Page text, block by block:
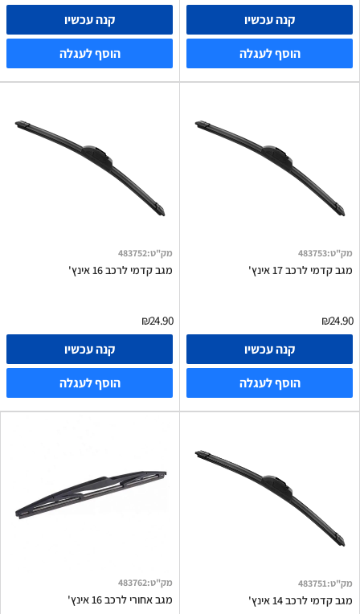
קנה עכשיו
הוסף לעגלה
קנה עכשיו
הוסף לעגלה
מק"ט:
483753
מגב קדמי לרכב 17 אינץ'
₪24.90
קנה עכשיו
הוסף לעגלה
מק"ט:
483752
מגב קדמי לרכב 16 אינץ'
₪24.90
קנה עכשיו
הוסף לעגלה
מק"ט:
483751
מגב קדמי לרכב 14 אינץ'
מק"ט:
483762
מגב אחורי לרכב 16 אינץ'